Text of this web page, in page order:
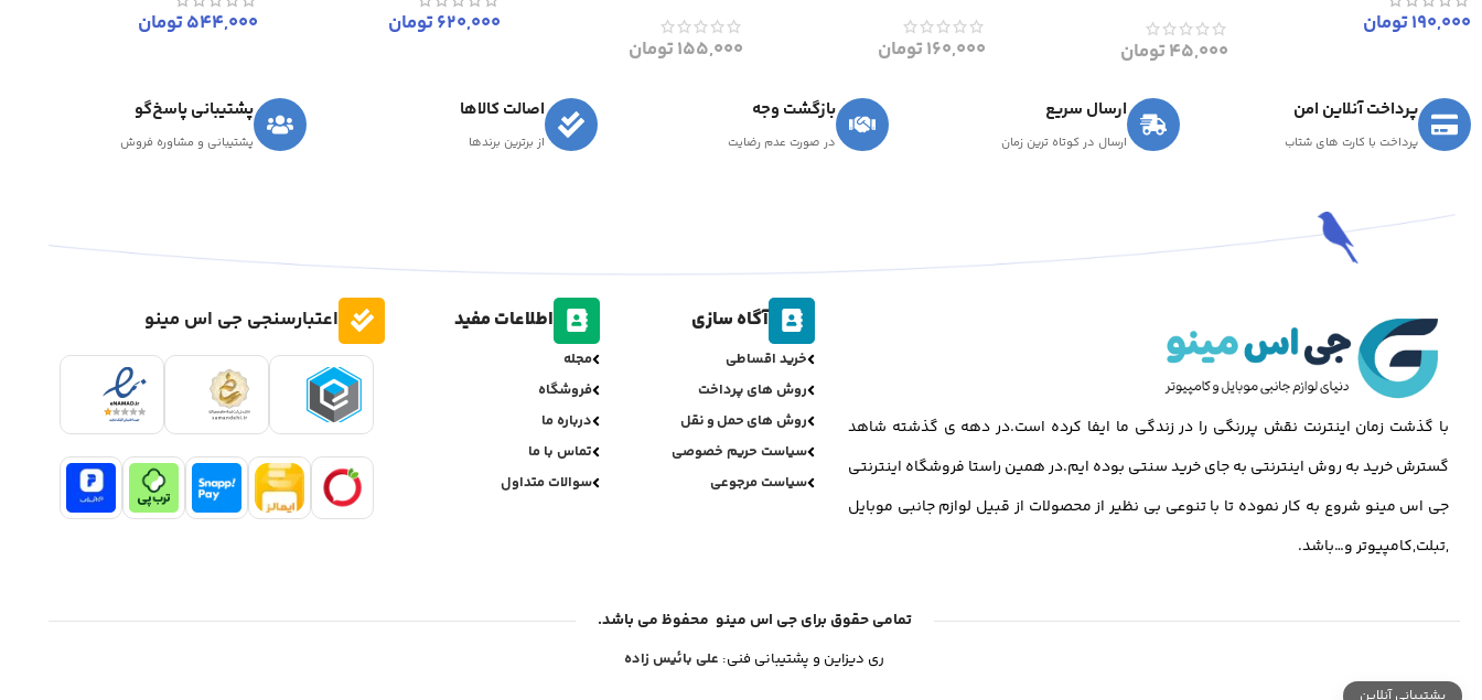
190,000تومان
45,000تومان 160,000تومان 155,000تومان
620,000تومان 544,000تومان
پرداخت آنلاین امن
پرداخت با کارت های شتاب
ارسال سریع
ارسال در کوتاه ترین زمان
بازگشت وجه
در صورت عدم رضایت
اصالت کالاها
از برترین برندها
پشتیبانی پاسخ‌گو
پشتیبانی و مشاوره فروش
با گذشت زمان اینترنت نقش پررنگی را در زندگی ما ایفا کرده است.در دهه ی گذشته شاهد
گسترش خرید به روش اینترنتی به جای خرید سنتی بوده ایم.در همین راستا فروشگاه اینترنتی
جی اس مینو شروع به کار نموده تا با تنوعی بی نظیر از محصولات از قبیل لوازم جانبی موبایل
,تبلت,کامپیوتر و…باشد.
آگاه سازی
خرید اقساطی
روش های پرداخت
روش های حمل و نقل
سیاست حریم خصوصی
سیاست مرجوعی
اطلاعات مفید
مجله
فروشگاه
درباره ما
تماس با ما
سوالات متداول
اعتبارسنجی جی اس مینو
تمامی حقوق برای جی اس مینو محفوظ می باشد.
ری دیزاین و پشتیبانی فنی: علی بائیس زاده